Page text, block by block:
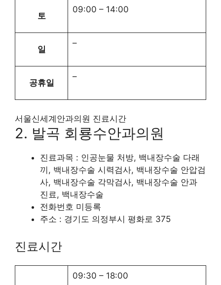
토
09:00 – 14:00
일
–
공휴일
–
서울신세계안과의원 진료시간
2. 발곡 회룡수안과의원
진료과목 : 인공눈물 처방, 백내장수술 다래
끼, 백내장수술 시력검사, 백내장수술 안압검
사, 백내장수술 각막검사, 백내장수술 안과
진료, 백내장수술
전화번호 미등록
주소 : 경기도 의정부시 평화로 375
진료시간
09:30 – 18:00